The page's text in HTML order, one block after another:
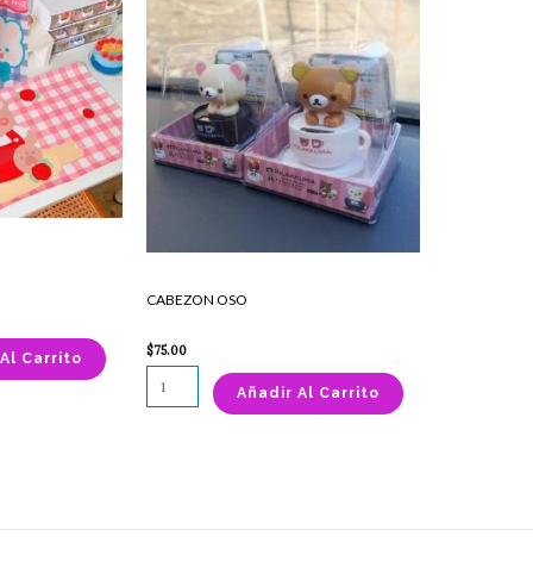
Carrito
CABEZON OSO
$75.00
OSO
cantidad
Añadir Al Carrito